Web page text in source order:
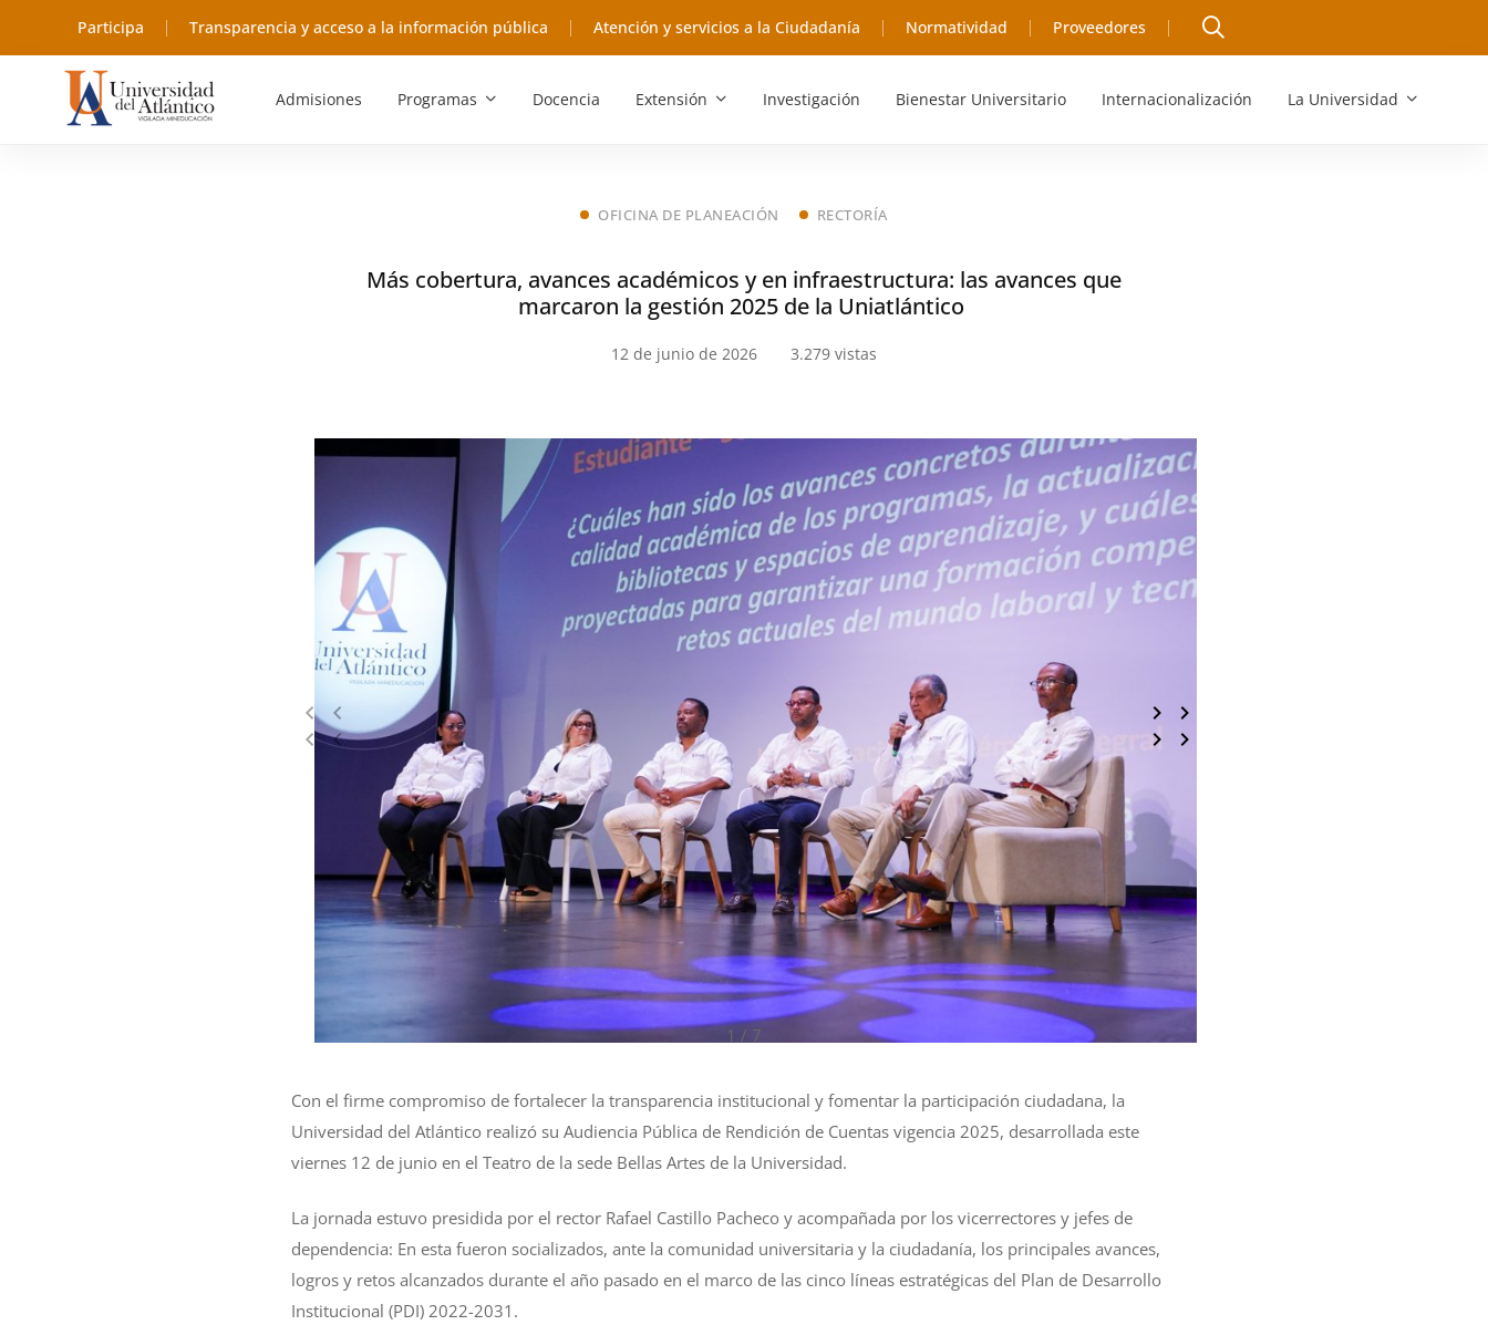
Participa Transparencia y acceso a la información pública Atención y servicios a la Ciudadanía Normatividad Proveedores
Admisiones Programas Docencia Extensión Investigación Bienestar Universitario Internacionalización La Universidad
OFICINA DE PLANEACIÓN RECTORÍA
Más cobertura, avances académicos y en infraestructura: las avances que
marcaron la gestión 2025 de la Uniatlántico
12 de junio de 2026 3.279 vistas
1 / 7
Con el firme compromiso de fortalecer la transparencia institucional y fomentar la participación ciudadana, la
Universidad del Atlántico realizó su Audiencia Pública de Rendición de Cuentas vigencia 2025, desarrollada este
viernes 12 de junio en el Teatro de la sede Bellas Artes de la Universidad.
La jornada estuvo presidida por el rector Rafael Castillo Pacheco y acompañada por los vicerrectores y jefes de
dependencia: En esta fueron socializados, ante la comunidad universitaria y la ciudadanía, los principales avances,
logros y retos alcanzados durante el año pasado en el marco de las cinco líneas estratégicas del Plan de Desarrollo
Institucional (PDI) 2022-2031.